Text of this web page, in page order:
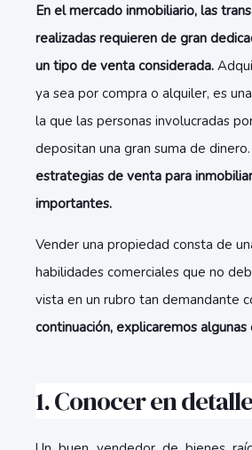
En el mercado inmobiliario, las
realizadas requieren de gran
un tipo de venta considerada.
ya sea por compra o alquiler, es
la que las personas involucradas
depositan una gran suma de
estrategias de venta para
importantes.
Vender una propiedad consta de
habilidades comerciales que no
vista en un rubro tan demandante
continuación, explicaremos
1. Conocer en